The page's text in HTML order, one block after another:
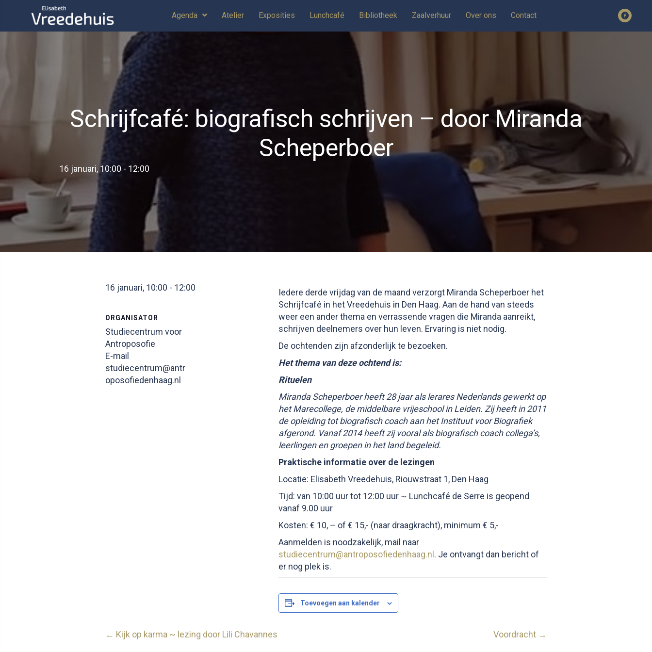
Agenda Atelier Exposities Lunchcafé Bibliotheek Zaalverhuur Over ons Contact
Schrijfcafé: biografisch schrijven – door Miranda
Scheperboer
16 januari, 10:00 - 12:00
16 januari, 10:00 - 12:00
ORGANISATOR
Studiecentrum voor
Antroposofie
E-mail
studiecentrum@antr
oposofiedenhaag.nl
Iedere derde vrijdag van de maand verzorgt Miranda Scheperboer het
Schrijfcafé in het Vreedehuis in Den Haag. Aan de hand van steeds
weer een ander thema en verrassende vragen die Miranda aanreikt,
schrijven deelnemers over hun leven. Ervaring is niet nodig.
De ochtenden zijn afzonderlijk te bezoeken.
Het thema van deze ochtend is:
Rituelen
Miranda Scheperboer heeft 28 jaar als lerares Nederlands gewerkt op
het Marecollege, de middelbare vrijeschool in Leiden. Zij heeft in 2011
de opleiding tot biografisch coach aan het Instituut voor Biografiek
afgerond. Vanaf 2014 heeft zij vooral als biografisch coach collega’s,
leerlingen en groepen in het land begeleid.
Praktische informatie over de lezingen
Locatie: Elisabeth Vreedehuis, Riouwstraat 1, Den Haag
Tijd: van 10:00 uur tot 12:00 uur ~ Lunchcafé de Serre is geopend
vanaf 9.00 uur
Kosten: € 10, – of € 15,- (naar draagkracht), minimum € 5,-
Aanmelden is noodzakelijk, mail naar
studiecentrum@antroposofiedenhaag.nl. Je ontvangt dan bericht of
er nog plek is.
Toevoegen aan kalender
Posts
← Kijk op karma ~ lezing door Lili Chavannes Voordracht →